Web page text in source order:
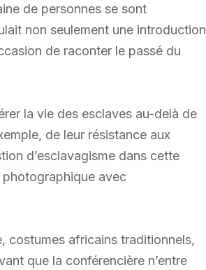
de personnes se sont
non seulement une introduction
de raconter le passé du
la vie des esclaves au-delà de
de leur résistance aux
d’esclavagisme dans cette
photographique avec
costumes africains traditionnels,
que la conférencière n’entre